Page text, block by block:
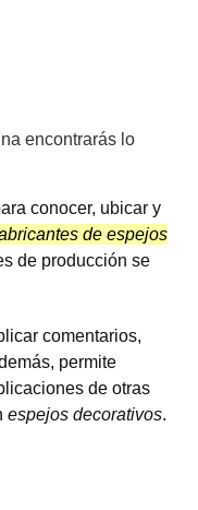
encontrarás lo
conocer, ubicar y
de espejos
de producción se
comentarios,
permite
de otras
espejos decorativos.